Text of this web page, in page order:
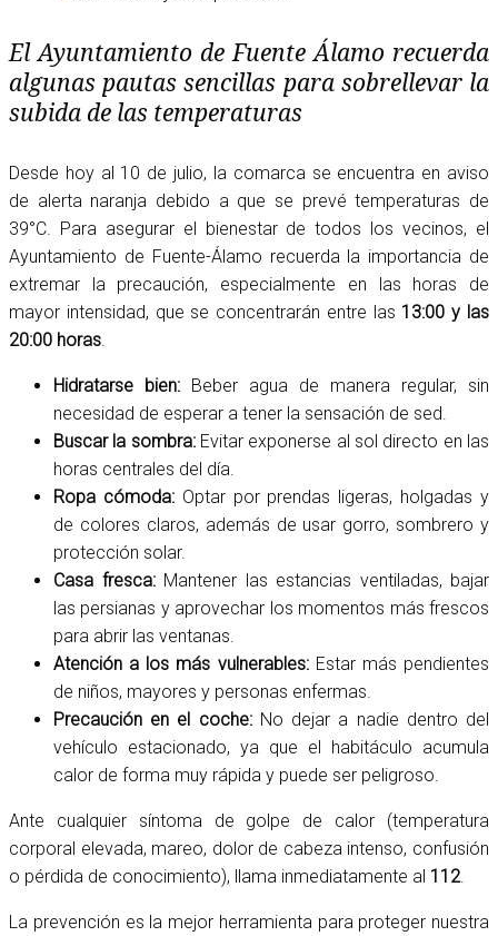
El Ayuntamiento de Fuente Álamo recuerda
algunas pautas sencillas para sobrellevar la
subida de las temperaturas
Desde hoy al 10 de julio, la comarca se encuentra en aviso
de alerta naranja debido a que se prevé temperaturas de
39°C. Para asegurar el bienestar de todos los vecinos, el
Ayuntamiento de Fuente-Álamo recuerda la importancia de
extremar la precaución, especialmente en las horas de
mayor intensidad, que se concentrarán entre las 13:00 y las
20:00 horas
Hidratarse bien: Beber agua de manera regular, sin
necesidad de esperar a tener la sensación de sed.
Buscar la sombra:Evitar exponerse al sol directo en las
horas centrales del día.
Ropa cómoda:Optar por prendas ligeras, holgadas y
de colores claros, además de usar gorro, sombrero y
protección solar.
Casa fresca:Mantener las estancias ventiladas, bajar
las persianas y aprovechar los momentos más frescos
para abrir las ventanas.
Atención a los más vulnerables:Estar más pendientes
de niños, mayores y personas enfermas.
Precaución en el coche:No dejar a nadie dentro del
vehículo estacionado, ya que el habitáculo acumula
calor de forma muy rápida y puede ser peligroso.
Ante cualquier síntoma de golpe de calor (temperatura
corporal elevada, mareo, dolor de cabeza intenso, confusión
o pérdida de conocimiento), llama inmediatamente al 112.
La prevención es la mejor herramienta para proteger nuestra